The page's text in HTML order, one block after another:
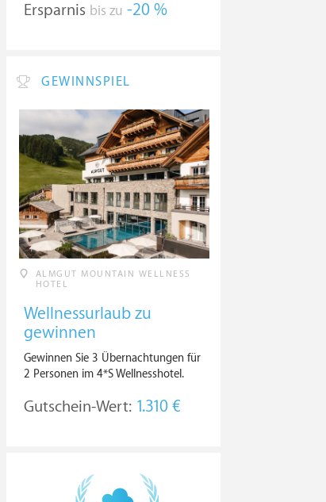
Ersparnis bis zu -20 %
GEWINNSPIEL
ALMGUT MOUNTAIN WELLNESS
HOTEL
Wellnessurlaub zu
gewinnen
Gewinnen Sie 3 Übernachtungen für
2 Personen im 4*S Wellnesshotel.
Gutschein-Wert: 1.310 €